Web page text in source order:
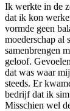
Ik werkte in de
dat ik kon
vormde geen
moederschap al
samenbrengen
geloof.
dat was waar
steeds. Er
bedrijf dat ik
Misschien wel